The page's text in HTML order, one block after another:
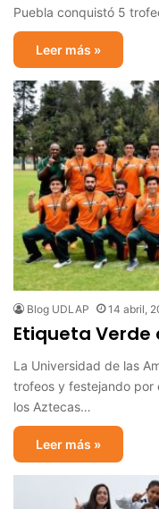
Puebla conquistó 5
Leer más »
Blog UDLAP 14 abril,
Etiqueta Verde
La Universidad de las
trofeos y festejando por
los Aztecas…
Leer más »